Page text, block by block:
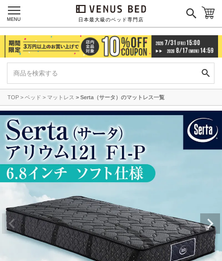
日本最大級のベッド専門店
MENU
TOP ベッド マットレス Serta（サータ）のマットレス一覧